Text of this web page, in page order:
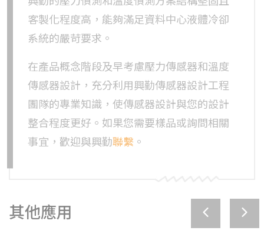
客製化程度高，能夠滿足資料中心液體冷卻
系統的嚴苛要求。
在產品概念階段及早考慮壓力傳感器和溫度
傳感器設計，充分利用興勤傳感器設計工程
團隊的專業知識，使傳感器設計與您的設計
整合程度更好。如果您需要樣品或詢問相關
事宜，歡迎與興勤聯繫 。
其他應用